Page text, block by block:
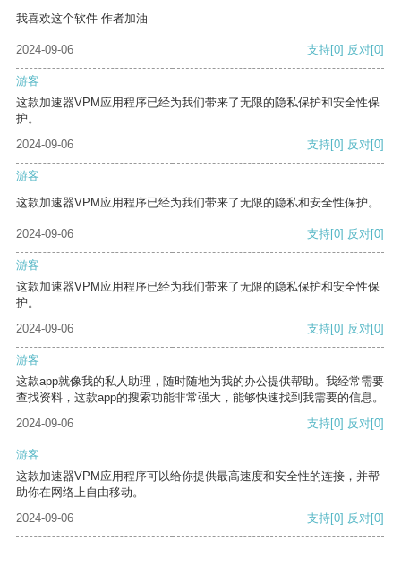
我喜欢这个软件 作者加油
2024-09-06 支持[0] 反对[0]
游客
这款加速器VPM应用程序已经为我们带来了无限的隐私保护和安全性保
护。
2024-09-06
支持[0] 反对[0]
游客
这款加速器VPM应用程序已经为我们带来了无限的隐私和安全性保护。
2024-09-06 支持[0] 反对[0]
游客
这款加速器VPM应用程序已经为我们带来了无限的隐私保护和安全性保
护。
2024-09-06
支持[0] 反对[0]
游客
这款app就像我的私人助理，随时随地为我的办公提供帮助。我经常需要
查找资料，这款app的搜索功能非常强大，能够快速找到我需要的信息。
2024-09-06
支持[0] 反对[0]
游客
这款加速器VPM应用程序可以给你提供最高速度和安全性的连接，并帮
助你在网络上自由移动。
2024-09-06
支持[0] 反对[0]